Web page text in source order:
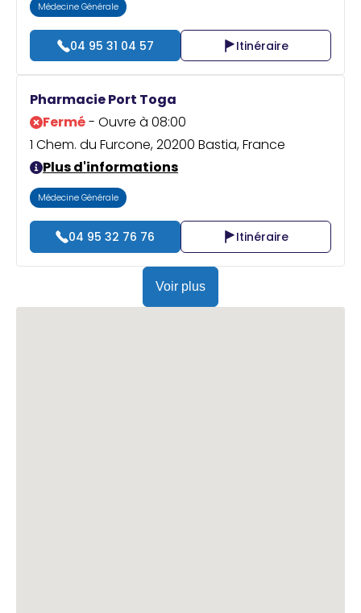
Médecine Générale
04 95 31 04 57 Itinéraire
Pharmacie Port Toga
Fermé- Ouvre à 08:00
1 Chem. du Furcone, 20200 Bastia, France
Plus d'informations
Médecine Générale
04 95 32 76 76 Itinéraire
Voir plus